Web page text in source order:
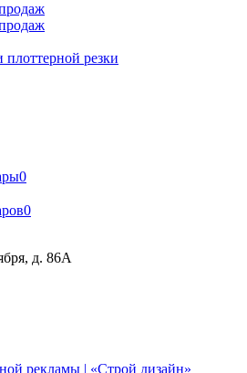
плоттерной резки
0
0
д. 86А